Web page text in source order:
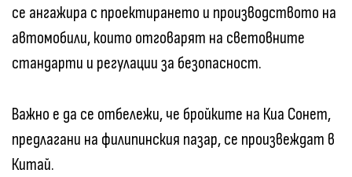
се ангажира с проектирането и производството на
автомобили, които отговарят на световните
стандарти и регулации за безопасност.
Важно е да се отбележи, че бройките на Киа Сонет,
предлагани на филипинския пазар, се произвеждат в
Китай.